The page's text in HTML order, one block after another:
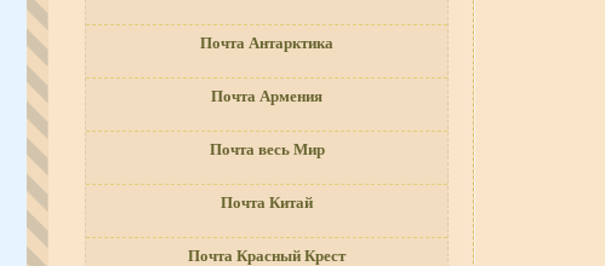
Почта Антарктика
Почта Армения
Почта весь Мир
Почта Китай
Почта Красный Крест